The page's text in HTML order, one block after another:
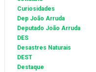
Curiosidades
Dep João Arruda
Deputado João Arruda
DES
Desastres Naturais
DEST
Destaque